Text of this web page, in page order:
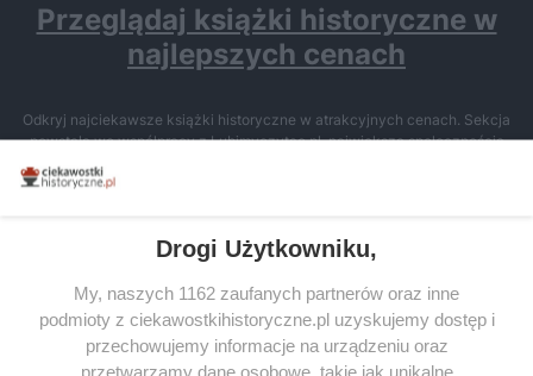
Przeglądaj książki historyczne w
najlepszych cenach
Odkryj najciekawsze książki historyczne w atrakcyjnych cenach. Sekcja
powstała we współpracy z Lubimyczytac.pl, największą społecznością
tytułów najwyżej ocenianych przez czytelników.
SERWIS
Drogi Użytkowniku,
My, naszych 1162 zaufanych partnerów oraz inne
podmioty z ciekawostkihistoryczne.pl uzyskujemy dostęp i
przechowujemy informacje na urządzeniu oraz
przetwarzamy dane osobowe, takie jak unikalne